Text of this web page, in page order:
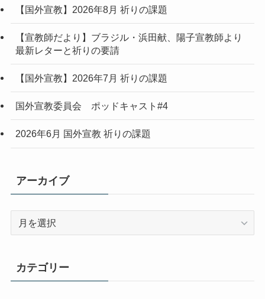
【国外宣教】2026年8月 祈りの課題
【宣教師だより】ブラジル・浜田献、陽子宣教師より
最新レターと祈りの要請
【国外宣教】2026年7月 祈りの課題
国外宣教委員会 ポッドキャスト#4
2026年6月 国外宣教 祈りの課題
アーカイブ
ブ
カテゴリー